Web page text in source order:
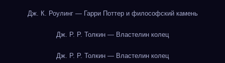
Дж. К. Роулинг — Гарри Поттер и философский камень
Дж. Р. Р. Толкин — Властелин колец
Дж. Р. Р. Толкин — Властелин колец